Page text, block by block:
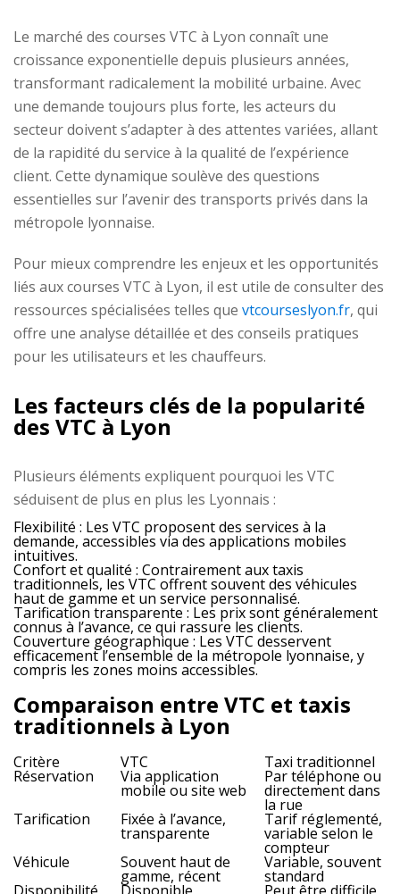
Le marché des courses VTC à Lyon connaît une
croissance exponentielle depuis plusieurs années,
transformant radicalement la mobilité urbaine. Avec
une demande toujours plus forte, les acteurs du
secteur doivent s’adapter à des attentes variées, allant
de la rapidité du service à la qualité de l’expérience
client. Cette dynamique soulève des questions
essentielles sur l’avenir des transports privés dans la
métropole lyonnaise.
Pour mieux comprendre les enjeux et les opportunités
liés aux courses VTC à Lyon, il est utile de consulter des
ressources spécialisées telles que vtcourseslyon.fr, qui
offre une analyse détaillée et des conseils pratiques
pour les utilisateurs et les chauffeurs.
Les facteurs clés de la popularité
des VTC à Lyon
Plusieurs éléments expliquent pourquoi les VTC
séduisent de plus en plus les Lyonnais :
Flexibilité : Les VTC proposent des services à la
demande, accessibles via des applications mobiles
intuitives.
Confort et qualité : Contrairement aux taxis
traditionnels, les VTC offrent souvent des véhicules
haut de gamme et un service personnalisé.
Tarification transparente : Les prix sont généralement
connus à l’avance, ce qui rassure les clients.
Couverture géographique : Les VTC desservent
efficacement l’ensemble de la métropole lyonnaise, y
compris les zones moins accessibles.
Comparaison entre VTC et taxis
traditionnels à Lyon
Critère VTC Taxi traditionnel
Réservation Via application
mobile ou site web
Par téléphone ou
directement dans
la rue
Tarification Fixée à l’avance,
transparente
Tarif réglementé,
variable selon le
compteur
Véhicule Souvent haut de
gamme, récent
Variable, souvent
standard